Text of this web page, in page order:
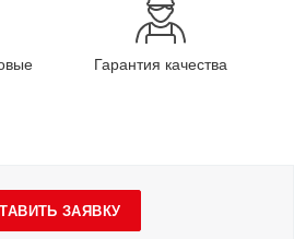
Гарантия качества
ЗАЯВКУ